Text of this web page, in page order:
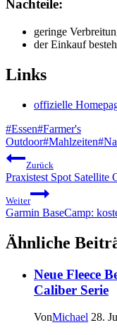
Nachteile:
geringe
der Einkauf
Links
offizielle
Schlagworte:
#Essen#Farmer's
Outdoor#Mahlzeiten#
Zurück
Praxistest Spot Satellite
Weiter
Garmin BaseCamp:
Ähnliche
Neue Fleece
Caliber Serie
VonMichael 28.